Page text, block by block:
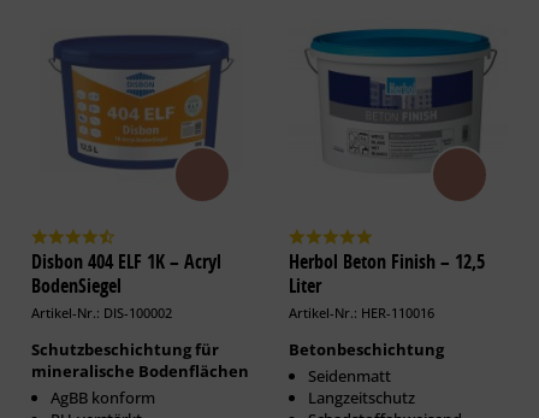
Disbon 404 ELF 1K – Acryl
BodenSiegel
Artikel-Nr.: DIS-100002
Schutzbeschichtung für
mineralische Bodenflächen
AgBB konform
Herbol Beton Finish – 12,5
Liter
Artikel-Nr.: HER-110016
Betonbeschichtung
Seidenmatt
Langzeitschutz